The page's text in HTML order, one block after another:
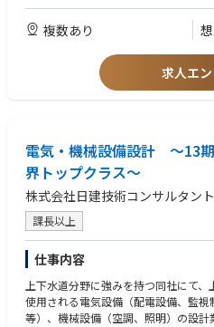
※中途採用募集要項という冊子を準備
させて頂きます。
複数あり
求人エ
電気・機械設備設計 ～13
界トップクラス～
株式会社日建技術コンサルタント
課長以上
仕事内容
上下水道分野に強みを持つ同社にて
使用される電気設備（配電設備、監
等）、機械設備（空調、照明）の設計